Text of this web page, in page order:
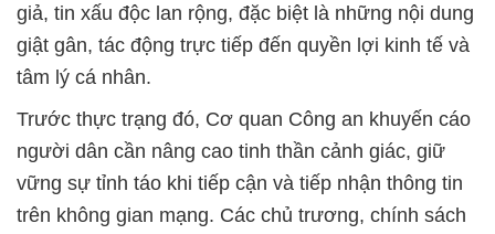
giả, tin xấu độc lan rộng, đặc biệt là những nội dung
giật gân, tác động trực tiếp đến quyền lợi kinh tế và
tâm lý cá nhân.
Trước thực trạng đó, Cơ quan Công an khuyến cáo
người dân cần nâng cao tinh thần cảnh giác, giữ
vững sự tỉnh táo khi tiếp cận và tiếp nhận thông tin
trên không gian mạng. Các chủ trương, chính sách